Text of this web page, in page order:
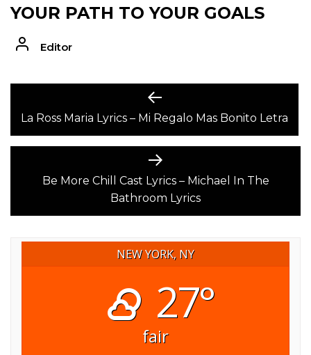
YOUR PATH TO YOUR GOALS
Editor
NAVIGATION
Previous
post:
La Ross Maria Lyrics – Mi Regalo Mas Bonito Letra
Next
post:
Be More Chill Cast Lyrics – Michael In The
Bathroom Lyrics
NEW YORK, NY
27°
fair